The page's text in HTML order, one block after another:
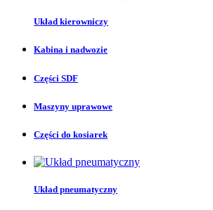
Układ kierowniczy
Kabina i nadwozie
Części SDF
Maszyny uprawowe
Części do kosiarek
Układ pneumatyczny